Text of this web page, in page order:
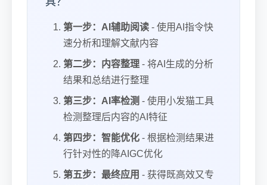
第一步：AI辅助阅读 - 使用AI指令快
速分析和理解文献内容
第二步：内容整理 - 将AI生成的分析
结果和总结进行整理
第三步：AI率检测 - 使用小发猫工具
检测整理后内容的AI特征
第四步：智能优化 - 根据检测结果进
行针对性的降AIGC优化
第五步：最终应用 - 获得既高效又专